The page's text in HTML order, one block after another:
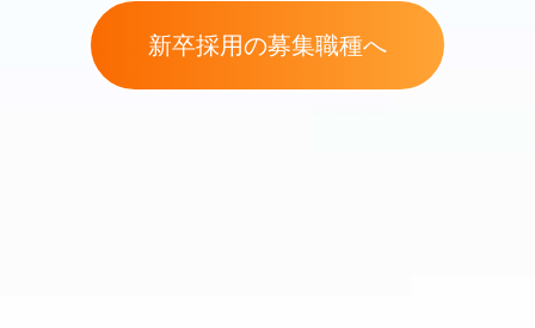
新卒採用の募集職種へ